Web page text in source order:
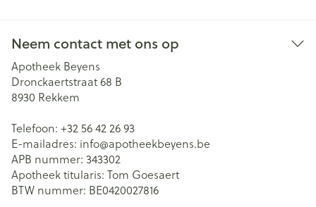
Neem contact met ons op
Apotheek Beyens
Dronckaertstraat 68 B
8930 Rekkem
Telefoon: +32 56 42 26 93
E-mailadres: info@apotheekbeyens.be
APB nummer: 343302
Apotheek titularis: Tom Goesaert
BTW nummer: BE0420027816